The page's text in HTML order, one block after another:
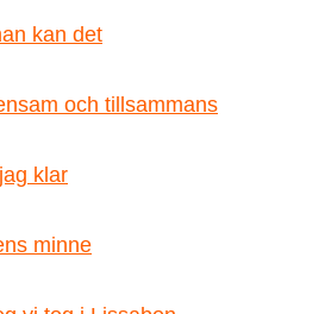
kan det
och tillsammans
klar
minne